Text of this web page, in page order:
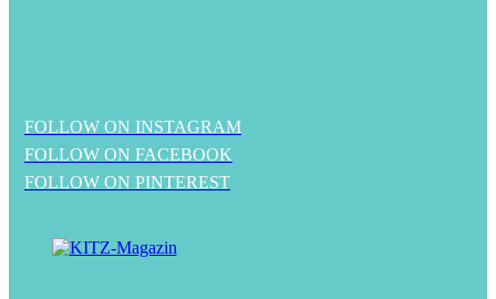
FOLLOW ON INSTAGRAM
FOLLOW ON FACEBOOK
FOLLOW ON PINTEREST